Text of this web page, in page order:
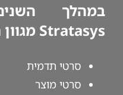
במהלך
Stratasys מגוון רחב של סרטים:
סרטי תדמית
סרטי מוצר